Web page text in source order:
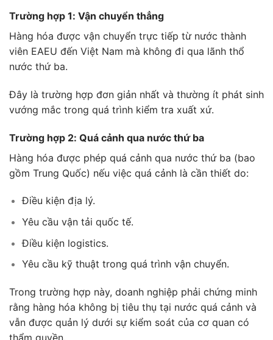
Trường hợp 1: Vận chuyển thẳng
Hàng hóa được vận chuyển trực tiếp từ nước thành
viên EAEU đến Việt Nam mà không đi qua lãnh thổ
nước thứ ba.
Đây là trường hợp đơn giản nhất và thường ít phát sinh
vướng mắc trong quá trình kiểm tra xuất xứ.
Trường hợp 2: Quá cảnh qua nước thứ ba
Hàng hóa được phép quá cảnh qua nước thứ ba (bao
gồm Trung Quốc) nếu việc quá cảnh là cần thiết do:
Điều kiện địa lý.
Yêu cầu vận tải quốc tế.
Điều kiện logistics.
Yêu cầu kỹ thuật trong quá trình vận chuyển.
Trong trường hợp này, doanh nghiệp phải chứng minh
rằng hàng hóa không bị tiêu thụ tại nước quá cảnh và
vẫn được quản lý dưới sự kiểm soát của cơ quan có
thẩm quyền.